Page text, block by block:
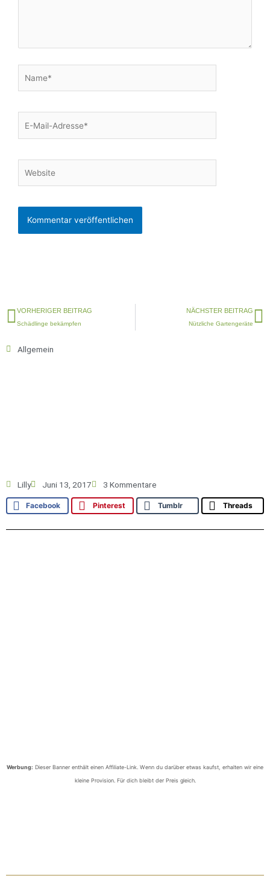
Mail-
Zurück
VORHERIGER BEITRAG
Schädlinge bekämpfen
NÄCHSTER BEITRAG
Nützliche Gartengeräte
Allgemein
Lilly Juni 13, 2017 3 Kommentare
Facebook Pinterest Tumblr Threads
Werbung: Dieser Banner enthält einen Affiliate-Link. Wenn du darüber etwas kaufst, erhalten wir eine
kleine Provision. Für dich bleibt der Preis gleich.